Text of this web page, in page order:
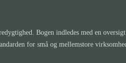
Bogen indledes med en
for små og mellemstore